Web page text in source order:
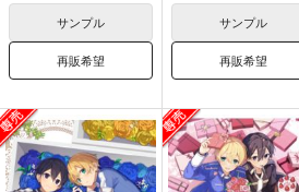
サンプル
再販希望
サンプル
再販希望